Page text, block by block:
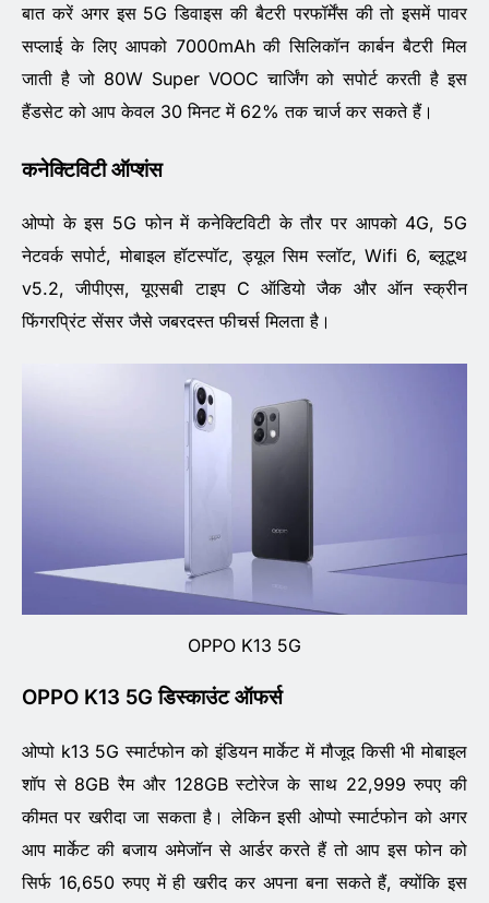
बात करें अगर इस 5G डिवाइस की बैटरी परफॉर्मेंस की तो इसमें पावर
सप्लाई के लिए आपको 7000mAh की सिलिकॉन कार्बन बैटरी मिल
जाती है जो 80W Super VOOC चार्जिंग को सपोर्ट करती है इस
हैंडसेट को आप केवल 30 मिनट में 62% तक चार्ज कर सकते हैं।
कनेक्टिविटी ऑप्शंस
ओप्पो के इस 5G फोन में कनेक्टिविटी के तौर पर आपको 4G, 5G
नेटवर्क सपोर्ट, मोबाइल हॉटस्पॉट, ड्यूल सिम स्लॉट, Wifi 6, ब्लूटूथ
v5.2, जीपीएस, यूएसबी टाइप C ऑडियो जैक और ऑन स्क्रीन
फिंगरप्रिंट सेंसर जैसे जबरदस्त फीचर्स मिलता है।
OPPO K13 5G
OPPO K13 5G डिस्काउंट ऑफर्स
ओप्पो k13 5G स्मार्टफोन को इंडियन मार्केट में मौजूद किसी भी मोबाइल
शॉप से 8GB रैम और 128GB स्टोरेज के साथ 22,999 रुपए की
कीमत पर खरीदा जा सकता है। लेकिन इसी ओप्पो स्मार्टफोन को अगर
आप मार्केट की बजाय अमेजॉन से आर्डर करते हैं तो आप इस फोन को
सिर्फ 16,650 रुपए में ही खरीद कर अपना बना सकते हैं, क्योंकि इस